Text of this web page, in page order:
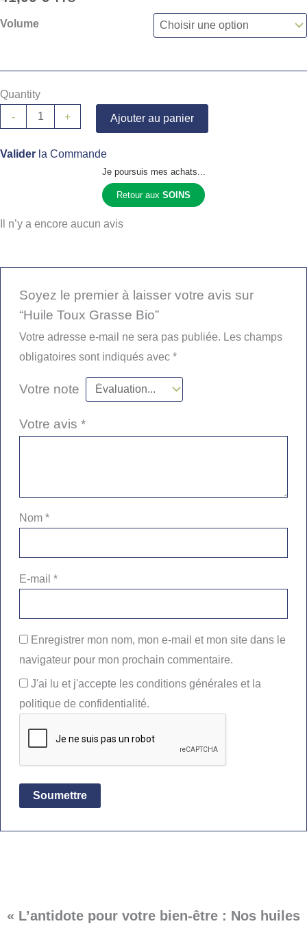
Volume
Quantity
-
+ Ajouter au panier
Valider la Commande
Je poursuis mes achats...
Retour aux SOINS
Il n’y a encore aucun avis
Soyez le premier à laisser votre avis sur
“Huile Toux Grasse Bio”
Votre adresse e-mail ne sera pas publiée. Les champs
obligatoires sont indiqués avec *
Votre note
Votre avis *
Nom *
E-mail *
Enregistrer mon nom, mon e-mail et mon site dans le
navigateur pour mon prochain commentaire.
J'ai lu et j'accepte les conditions générales et la
politique de confidentialité.
« L’antidote pour votre bien-être : Nos huiles